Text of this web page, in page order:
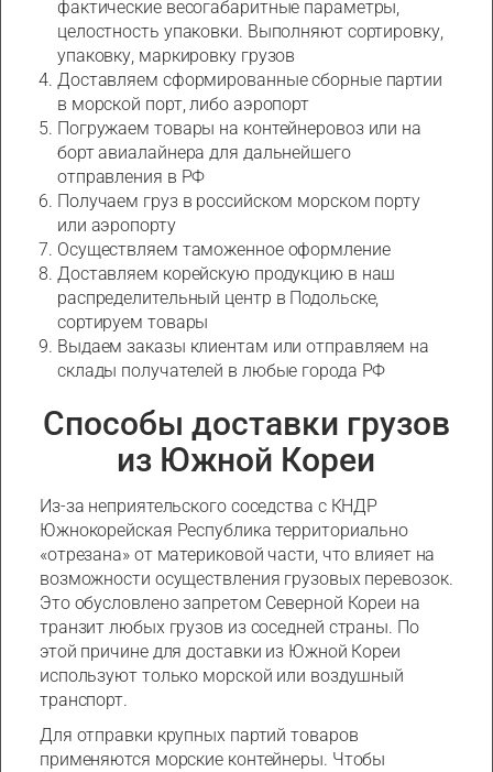
фактические весогабаритные параметры,
целостность упаковки. Выполняют сортировку,
упаковку, маркировку грузов
Доставляем сформированные сборные партии
в морской порт, либо аэропорт
Погружаем товары на контейнеровоз или на
борт авиалайнера для дальнейшего
отправления в РФ
Получаем груз в российском морском порту
или аэропорту
Осуществляем таможенное оформление
Доставляем корейскую продукцию в наш
распределительный центр в Подольске,
сортируем товары
Выдаем заказы клиентам или отправляем на
склады получателей в любые города РФ
Способы доставки грузов
из Южной Кореи
Из-за неприятельского соседства с КНДР
Южнокорейская Республика территориально
«отрезана» от материковой части, что влияет на
возможности осуществления грузовых перевозок.
Это обусловлено запретом Северной Кореи на
транзит любых грузов из соседней страны. По
этой причине для доставки из Южной Кореи
используют только морской или воздушный
транспорт.
Для отправки крупных партий товаров
применяются морские контейнеры. Чтобы